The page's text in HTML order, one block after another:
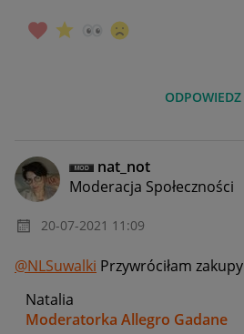
ODPOWIEDZ
nat_not
Moderacja Społeczności
‎20-07-2021 11:09
@NLSuwalki Przywróciłam
Natalia
Moderatorka Allegro Gadane